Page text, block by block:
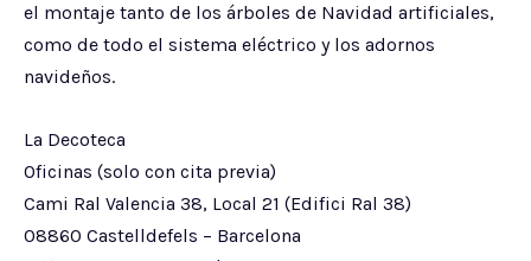
el montaje tanto de los árboles de Navidad artificiales,
como de todo el sistema eléctrico y los adornos
navideños.
La Decoteca
Oficinas (solo con cita previa)
Cami Ral Valencia 38, Local 21 (Edifici Ral 38)
08860 Castelldefels – Barcelona